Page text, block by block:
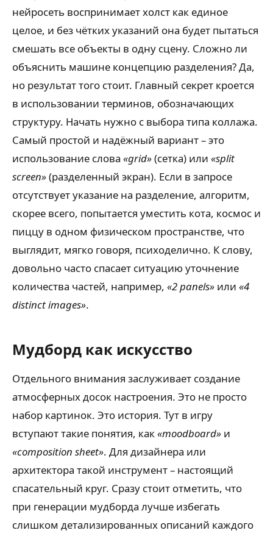
нейросеть воспринимает холст как единое
целое, и без чётких указаний она будет пытаться
смешать все объекты в одну сцену. Сложно ли
объяснить машине концепцию разделения? Да,
но результат того стоит. Главный секрет кроется
в использовании терминов, обозначающих
структуру. Начать нужно с выбора типа коллажа.
Самый простой и надёжный вариант – это
использование слова «grid»(сетка) или «split
screen»(разделенный экран). Если в запросе
отсутствует указание на разделение, алгоритм,
скорее всего, попытается уместить кота, космос и
пиццу в одном физическом пространстве, что
выглядит, мягко говоря, психоделично. К слову,
довольно часто спасает ситуацию уточнение
количества частей, например, «2 panels» или «4
distinct images».
Мудборд как искусство
Отдельного внимания заслуживает создание
атмосферных досок настроения. Это не просто
набор картинок. Это история. Тут в игру
вступают такие понятия, как«moodboard» и
«composition sheet». Для дизайнера или
архитектора такой инструмент – настоящий
спасательный круг. Сразу стоит отметить, что
при генерации мудборда лучше избегать
слишком детализированных описаний каждого